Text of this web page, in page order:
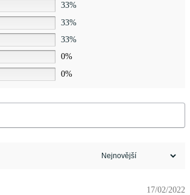
33%
33%
33%
0%
0%
17/02/2022